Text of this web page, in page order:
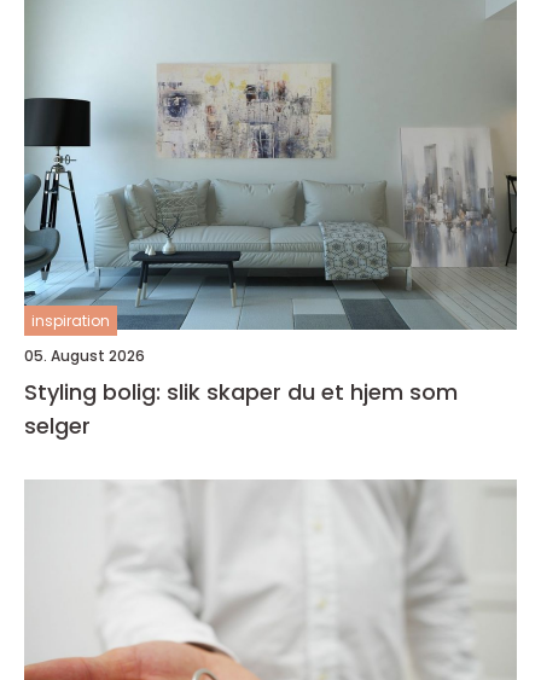
inspiration
05. August 2026
Styling bolig: slik skaper du et hjem som
selger